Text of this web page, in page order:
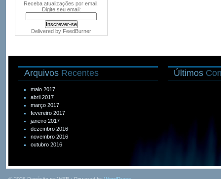
Receba atualizações por email.
Digite seu email:
Delivered by FeedBurner
Arquivos Recentes
maio 2017
abril 2017
março 2017
fevereiro 2017
janeiro 2017
dezembro 2016
novembro 2016
outubro 2016
Últimos